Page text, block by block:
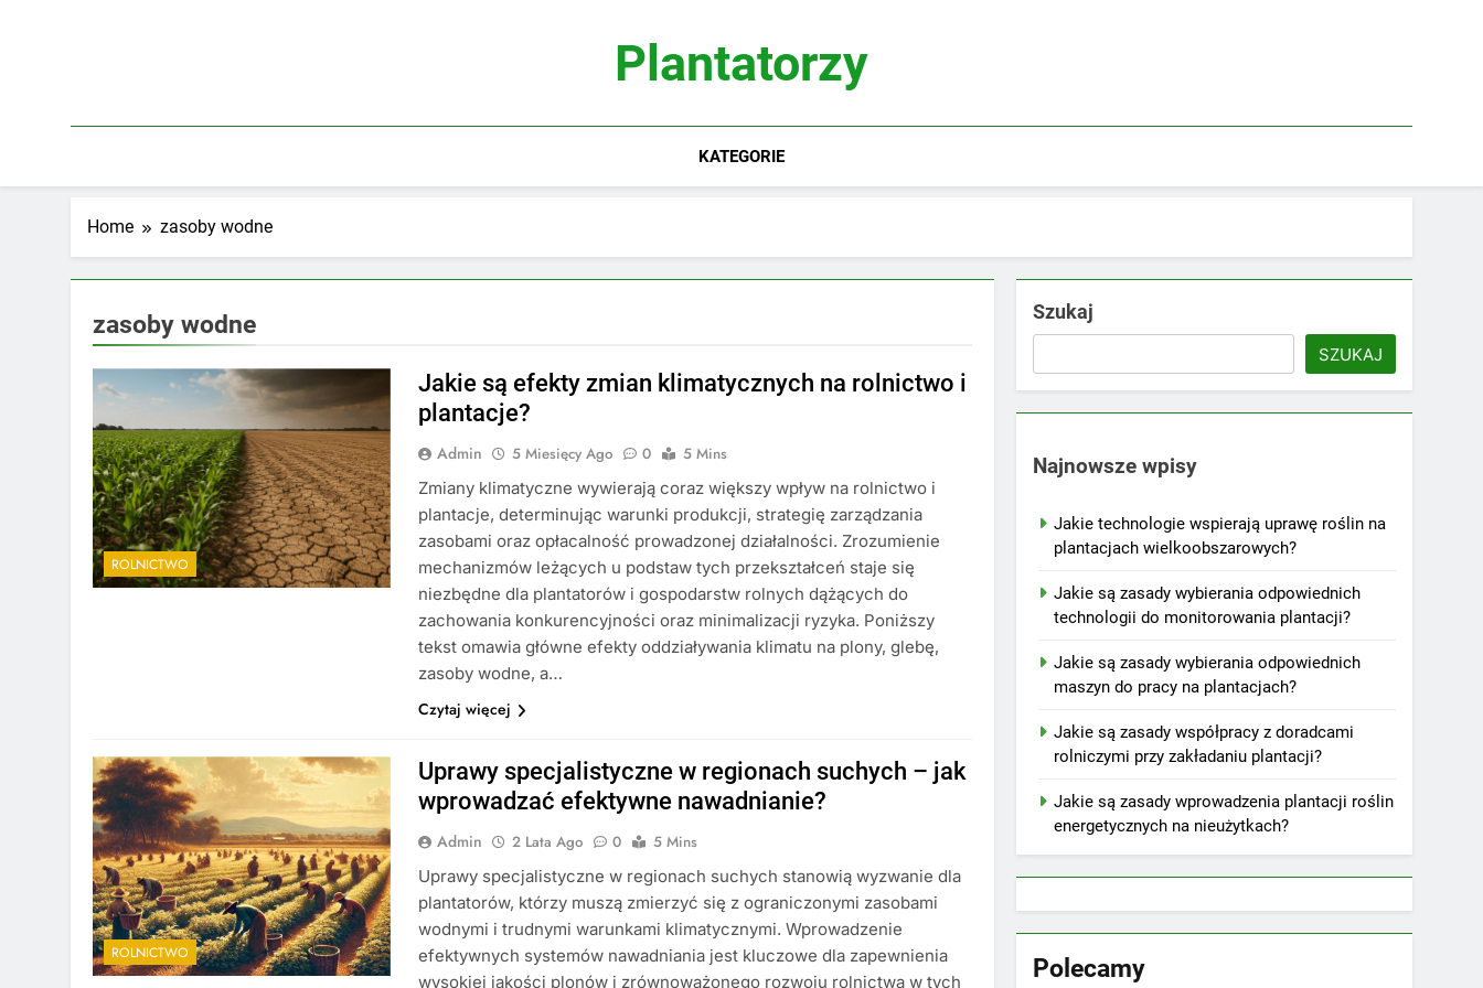
Plantatorzy
KATEGORIE
Home zasoby wodne
zasoby wodne
ROLNICTWO
Jakie są efekty zmian klimatycznych na rolnictwo i
plantacje?
Admin 5 Miesięcy Ago 0
5 Mins
Zmiany klimatyczne wywierają coraz większy wpływ na rolnictwo i
plantacje, determinując warunki produkcji, strategię zarządzania
zasobami oraz opłacalność prowadzonej działalności. Zrozumienie
mechanizmów leżących u podstaw tych przekształceń staje się
niezbędne dla plantatorów i gospodarstw rolnych dążących do
zachowania konkurencyjności oraz minimalizacji ryzyka. Poniższy
tekst omawia główne efekty oddziaływania klimatu na plony, glebę,
zasoby wodne, a…
Czytaj więcej
ROLNICTWO
Uprawy specjalistyczne w regionach suchych – jak
wprowadzać efektywne nawadnianie?
Admin 2 Lata Ago 0
5 Mins
Uprawy specjalistyczne w regionach suchych stanowią wyzwanie dla
plantatorów, którzy muszą zmierzyć się z ograniczonymi zasobami
wodnymi i trudnymi warunkami klimatycznymi. Wprowadzenie
efektywnych systemów nawadniania jest kluczowe dla zapewnienia
wysokiej jakości plonów i zrównoważonego rozwoju rolnictwa w tych
Szukaj
SZUKAJ
Najnowsze wpisy
Jakie technologie wspierają uprawę roślin na
plantacjach wielkoobszarowych?
Jakie są zasady wybierania odpowiednich
technologii do monitorowania plantacji?
Jakie są zasady wybierania odpowiednich
maszyn do pracy na plantacjach?
Jakie są zasady współpracy z doradcami
rolniczymi przy zakładaniu plantacji?
Jakie są zasady wprowadzenia plantacji roślin
energetycznych na nieużytkach?
Polecamy